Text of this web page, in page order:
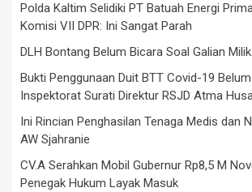
Polda Kaltim Selidiki PT Batuah Energi
Komisi VII DPR: Ini Sangat Parah
DLH Bontang Belum Bicara Soal Galian Milik
Bukti Penggunaan Duit BTT Covid-19
Inspektorat Surati Direktur RSJD Atma
Ini Rincian Penghasilan Tenaga Medis dan
AW Sjahranie
CV.A Serahkan Mobil Gubernur Rp8,5 M
Penegak Hukum Layak Masuk